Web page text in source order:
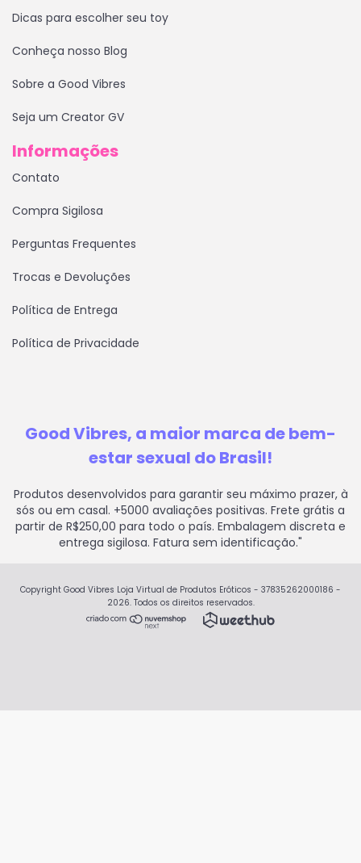
Dicas para escolher seu toy
Conheça nosso Blog
Sobre a Good Vibres
Seja um Creator GV
Informações
Contato
Compra Sigilosa
Perguntas Frequentes
Trocas e Devoluções
Política de Entrega
Política de Privacidade
Good Vibres, a maior marca de bem-
estar sexual do Brasil!
Produtos desenvolvidos para garantir seu máximo prazer, à
sós ou em casal. +5000 avaliações positivas. Frete grátis a
partir de R$250,00 para todo o país. Embalagem discreta e
entrega sigilosa. Fatura sem identificação."
Copyright Good Vibres Loja Virtual de Produtos Eróticos - 37835262000186 -
2026. Todos os direitos reservados.